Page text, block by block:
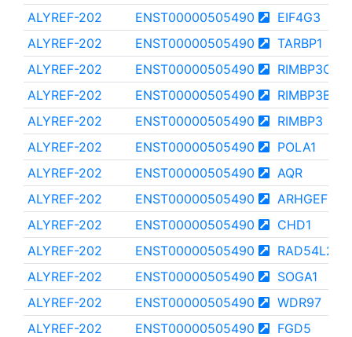
ALYREF-202
ENST00000505490 EIF4G3
ALYREF-202
ENST00000505490 TARBP1
ALYREF-202
ENST00000505490 RIMBP3C
ALYREF-202
ENST00000505490 RIMBP3B
ALYREF-202
ENST00000505490 RIMBP3
ALYREF-202
ENST00000505490 POLA1
ALYREF-202
ENST00000505490 AQR
ALYREF-202
ENST00000505490 ARHGEF11
ALYREF-202
ENST00000505490 CHD1
ALYREF-202
ENST00000505490 RAD54L2
ALYREF-202
ENST00000505490 SOGA1
ALYREF-202
ENST00000505490 WDR97
ALYREF-202
ENST00000505490 FGD5